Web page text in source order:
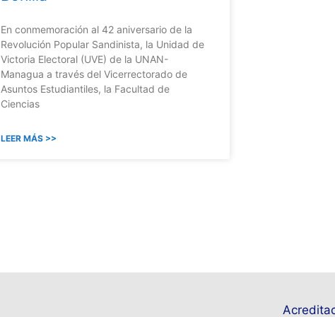
En conmemoración al 42 aniversario de la
Revolución Popular Sandinista, la Unidad de
Victoria Electoral (UVE) de la UNAN-
Managua a través del Vicerrectorado de
Asuntos Estudiantiles, la Facultad de
Ciencias
LEER MÁS >>